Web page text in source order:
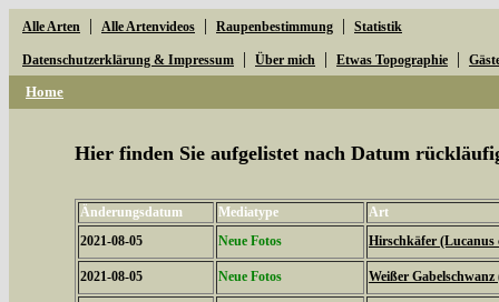
Alle Arten | Alle Artenvideos | Raupenbestimmung | Statistik
Datenschutzerklärung & Impressum | Über mich | Etwas Topographie |
Home
Hier finden Sie aufgelistet nach Datum
Änderungsdatum Mediatype
Art
2021-08-05
Neue Fotos Hirschkäfer (Lucanus
2021-08-05 Neue Fotos Weißer